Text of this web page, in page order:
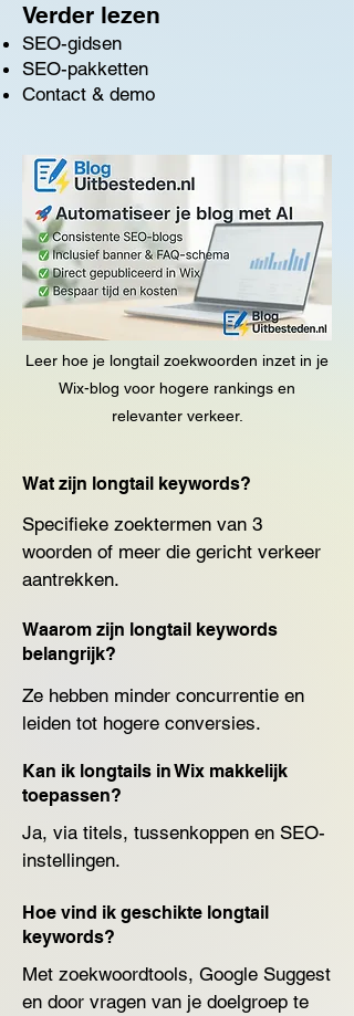
Verder lezen
SEO-gidsen
SEO-pakketten
Contact & demo
Leer hoe je longtail zoekwoorden inzet in je
Wix-blog voor hogere rankings en
relevanter verkeer.
Wat zijn longtail keywords?
Specifieke zoektermen van 3
woorden of meer die gericht verkeer
aantrekken.
Waarom zijn longtail keywords
belangrijk?
Ze hebben minder concurrentie en
leiden tot hogere conversies.
Kan ik longtails in Wix makkelijk
toepassen?
Ja, via titels, tussenkoppen en SEO-
instellingen.
Hoe vind ik geschikte longtail
keywords?
Met zoekwoordtools, Google Suggest
en door vragen van je doelgroep te